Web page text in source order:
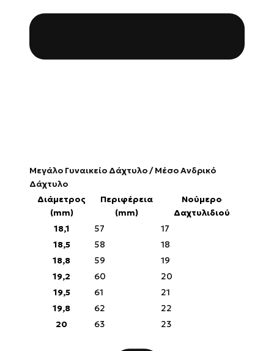
Μεγάλο Γυναικείο Δάχτυλο / Μέσο Ανδρικό
Δάχτυλο
Διάμετρος
(mm)
Περιφέρεια
(mm)
Νούμερο
Δαχτυλιδιού
18,1
57
17
18,5
58
18
18,8
59
19
19,2
60
20
19,5
61
21
19,8
62
22
20
63 23